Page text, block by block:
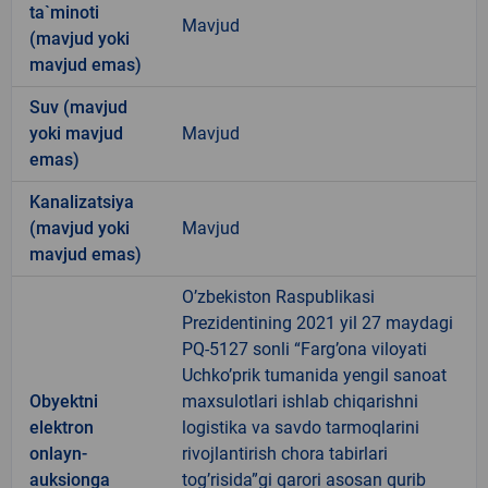
ta`minoti
(mavjud yoki
mavjud emas)
Mavjud
Suv (mavjud
yoki mavjud
emas)
Mavjud
Kanalizatsiya
(mavjud yoki
mavjud emas)
Mavjud
Obyektni
elektron
onlayn-
auksionga
O’zbekiston Raspublikasi
Prezidentining 2021 yil 27 maydagi
PQ-5127 sonli “Farg’ona viloyati
Uchko’prik tumanida yengil sanoat
maxsulotlari ishlab chiqarishni
logistika va savdo tarmoqlarini
rivojlantirish chora tabirlari
tog’risida”gi qarori asosan qurib